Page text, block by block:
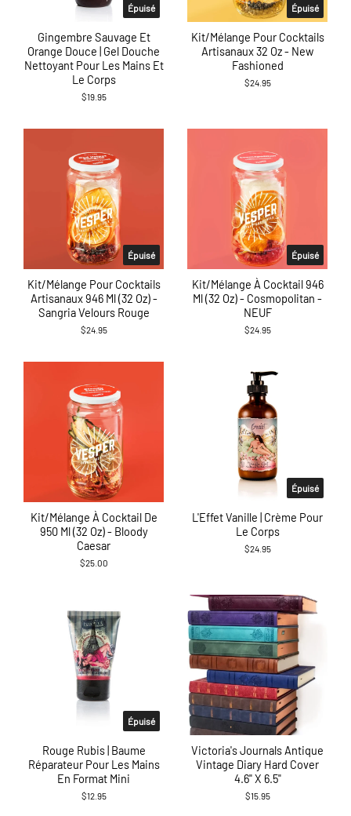
Épuisé
Gingembre Sauvage Et
Orange Douce | Gel Douche
Nettoyant Pour Les Mains Et
Le Corps
$19.95
Épuisé
Kit/mélange Pour Cocktails
Artisanaux 32 Oz - New
Fashioned
$24.95
Épuisé
Kit/mélange Pour Cocktails
Artisanaux 946 Ml (32 Oz) -
Sangria Velours Rouge
$24.95
Épuisé
Kit/mélange À Cocktail 946
Ml (32 Oz) - Cosmopolitan -
NEUF
$24.95
Kit/mélange À Cocktail De
950 Ml (32 Oz) - Bloody
Caesar
$25.00
Épuisé
L'Effet Vanille | Crème Pour
Le Corps
$24.95
Épuisé
Rouge Rubis | Baume
Réparateur Pour Les Mains
En Format Mini
$12.95
Victoria's Journals Antique
Vintage Diary Hard Cover
4.6" X 6.5"
$15.95